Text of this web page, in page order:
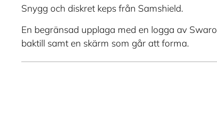
Snygg och diskret keps från Samshield.
En begränsad upplaga med en logga av
baktill samt en skärm som går att forma.